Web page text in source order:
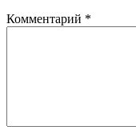
Комментарий *